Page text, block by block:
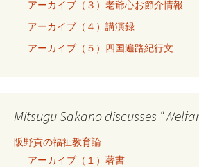
アーカイブ（３）老爺心お節介情報
アーカイブ（４）講演録
アーカイブ（５）四国遍路紀行文
Mitsugu Sakano discusses
阪野貢の福祉教育論
アーカイブ（１）著書